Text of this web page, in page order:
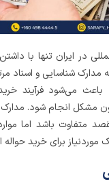
ایران تنها با داشتن
شناسایی و اسناد مرتبط
می‌شود فرآیند خرید و
انجام شود. مدارک
باشد اما موارد
برای خرید حواله ارزی